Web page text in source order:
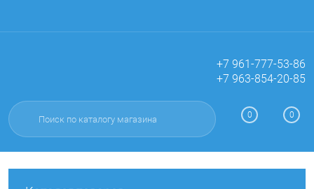
Вход Регистрация
+7 961-777-53-86
+7 963-854-20-85
0 0